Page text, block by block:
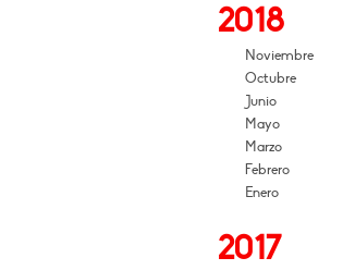
2018
Noviembre
Octubre
Junio
Mayo
Marzo
Febrero
Enero
2017